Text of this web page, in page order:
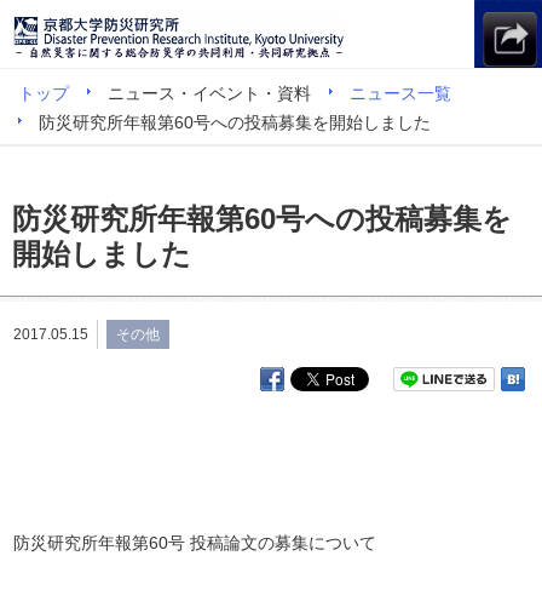
トップ ニュース・イベント・資料
ニュース一覧
防災研究所年報第60号への投稿募集を開始しました
防災研究所年報第60号への投稿募集を
開始しました
2017.05.15 その他
防災研究所年報第60号 投稿論文の募集について